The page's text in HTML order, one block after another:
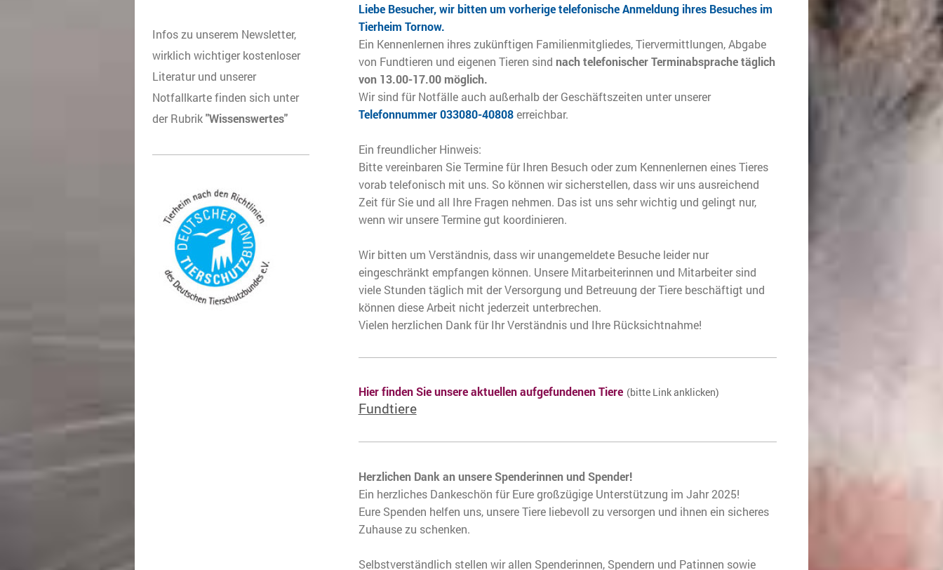
Liebe Besucher, wir bitten um vorherige telefonische Anmeldung ihres Besuches im
Tierheim Tornow.
Ein Kennenlernen ihres zukünftigen Familienmitgliedes, Tiervermittlungen, Abgabe
von Fundtieren und eigenen Tieren sind nach telefonischer Terminabsprache täglich
von 13.00-17.00 möglich.
Wir sind für Notfälle auch außerhalb der Geschäftszeiten unter unserer
Telefonnummer 033080-40808erreichbar.
Ein freundlicher Hinweis:
Bitte vereinbaren Sie Termine für Ihren Besuch oder zum Kennenlernen eines Tieres
vorab telefonisch mit uns. So können wir sicherstellen, dass wir uns ausreichend
Zeit für Sie und all Ihre Fragen nehmen. Das ist uns sehr wichtig und gelingt nur,
wenn wir unsere Termine gut koordinieren.
Wir bitten um Verständnis, dass wir unangemeldete Besuche leider nur
eingeschränkt empfangen können. Unsere Mitarbeiterinnen und Mitarbeiter sind
viele Stunden täglich mit der Versorgung und Betreuung der Tiere beschäftigt und
können diese Arbeit nicht jederzeit unterbrechen.
Vielen herzlichen Dank für Ihr Verständnis und Ihre Rücksichtnahme!
Hier finden Sie unsere aktuellen aufgefundenen Tiere (bitte Link anklicken)
Fundtiere
Herzlichen Dank an unsere Spenderinnen und Spender!
Ein herzliches Dankeschön für Eure großzügige Unterstützung im Jahr 2025!
Eure Spenden helfen uns, unsere Tiere liebevoll zu versorgen und ihnen ein sicheres
Zuhause zu schenken.
Selbstverständlich stellen wir allen Spenderinnen, Spendern und Patinnen sowie
Infos zu unserem Newsletter,
wirklich wichtiger kostenloser
Literatur und unserer
Notfallkarte finden sich unter
der Rubrik"Wissenswertes"